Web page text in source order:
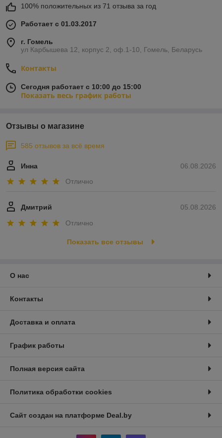
100% положительных из 71 отзыва за год
Работает с 01.03.2017
г. Гомель
ул Карбышева 12, корпус 2, оф.1-10, Гомель, Беларусь
Контакты
Сегодня работает с 10:00 до 15:00
Показать весь график работы
Отзывы о магазине
585 отзывов за всё время
06.08.2026
Инна
Отлично
05.08.2026
Дмитрий
Отлично
Показать все отзывы
О нас
Контакты
Доставка и оплата
График работы
Полная версия сайта
Политика обработки cookies
Сайт создан на платформе Deal.by